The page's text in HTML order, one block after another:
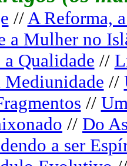
//A Reforma,
a Mulher no
Qualidade //
Mediunidade //
//
// Do
a ser